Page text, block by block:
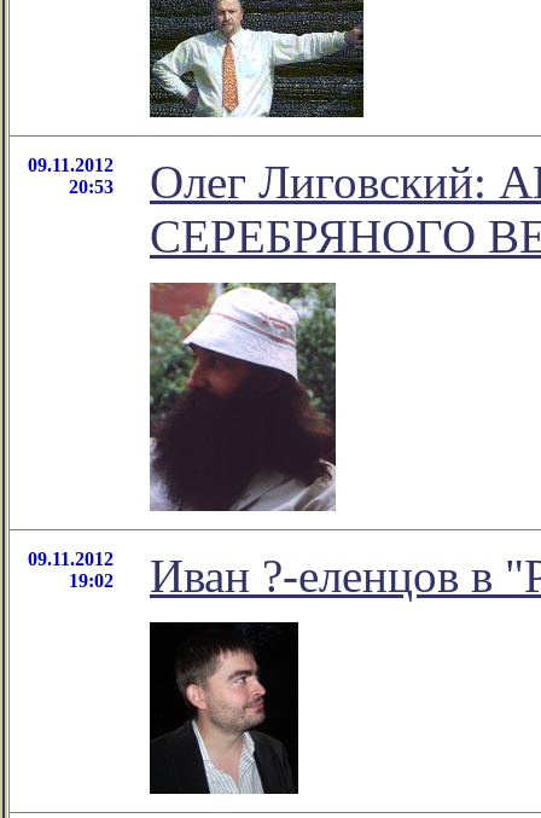
09.11.2012
20:53
Олег
СЕРЕБРЯНОГО
09.11.2012
19:02
Иван ?-еленцов в